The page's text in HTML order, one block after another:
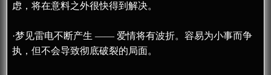
虑，将在意料之外很快得到解决。
·梦见雷电不断产生 —— 爱情将有波折。容易为小事而争
执，但不会导致彻底破裂的局面。